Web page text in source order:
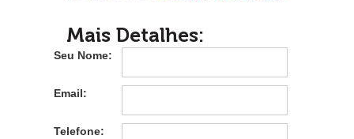
Mais Detalhes:
Seu Nome:
Email:
Telefone: